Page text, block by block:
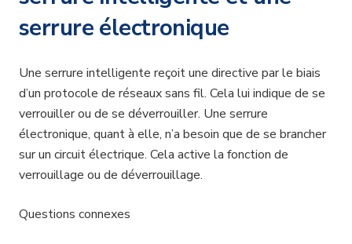
serrure électronique
Une serrure intelligente reçoit une directive par le biais
d’un protocole de réseaux sans fil. Cela lui indique de se
verrouiller ou de se déverrouiller. Une serrure
électronique, quant à elle, n’a besoin que de se brancher
sur un circuit électrique. Cela active la fonction de
verrouillage ou de déverrouillage.
Questions connexes